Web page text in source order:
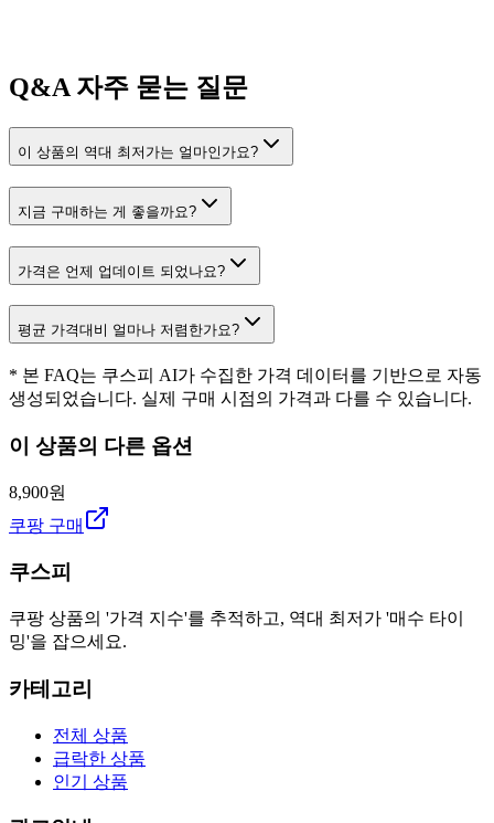
Q&A자주 묻는 질문
이 상품의 역대 최저가는 얼마인가요?
지금 구매하는 게 좋을까요?
가격은 언제 업데이트 되었나요?
평균 가격대비 얼마나 저렴한가요?
* 본 FAQ는 쿠스피 AI가 수집한 가격 데이터를 기반으로 자동
생성되었습니다. 실제 구매 시점의 가격과 다를 수 있습니다.
이 상품의 다른 옵션
8,900원
쿠팡 구매
쿠스피
쿠팡 상품의 '가격 지수'를 추적하고, 역대 최저가 '매수 타이
밍'을 잡으세요.
카테고리
전체 상품
급락한 상품
인기 상품